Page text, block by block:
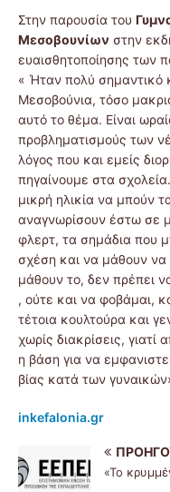
Στην παρουσία του
Μεσοβουνίων στην
ευαισθητοποίησης των
« Ήταν πολύ σημαντικό
Μεσοβούνια, τόσο
αυτό το θέμα. Είναι
προβληματισμούς των
λόγος που και εμείς
πηγαίνουμε στα
μικρή ηλικία να μπούν
αναγνωρίσουν έστω σε
φλερτ, τα σημάδια που
σχέση και να μάθουν
μάθουν το, δεν πρέπει
, ούτε και να φοβάμαι,
τέτοια κουλτούρα και
χωρίς διακρίσεις, γιατί
η βάση για να
βίας κατά των
inkefalonia.gr
«Το